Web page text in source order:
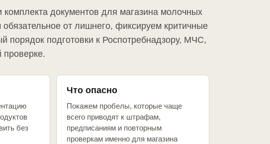
комплекта документов для магазина молочных
от лишнего, фиксируем критичные
порядок подготовки к Роспотребнадзору, МЧС,
проверке.
без
Что опасно
Покажем пробелы, которые чаще
всего приводят к штрафам,
предписаниям и повторным
проверкам именно для магазина